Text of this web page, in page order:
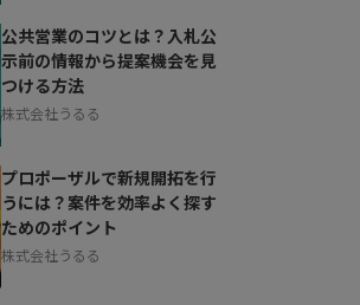
公共営業のコツとは？入札公
示前の情報から提案機会を見
つける方法
株式会社うるる
プロポーザルで新規開拓を行
うには？案件を効率よく探す
ためのポイント
株式会社うるる